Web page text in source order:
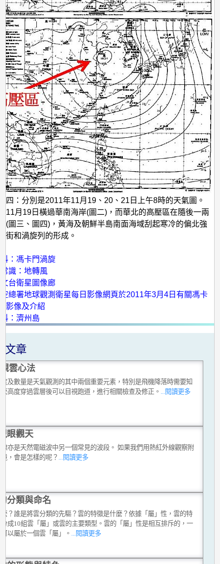
四：分別是2011年11月19、20、21日上午8時的天氣圖。
11月19日橫過華南海岸(圖二)，而華北的高壓區在隨後一兩
(圖三、圖四)，黃海及朝鮮半島南面海域刮起寒冷的偏北強
街和渦旋列的形成。
：馮卡門渦旋
識：地轉風
台衛星圖像廊
總署地球觀測衛星每日影像網頁於2011年3月4日有關馮卡
影像及介紹
：濟州島
文章
雲心法
及數量是天氣觀測的其中兩個重要元素，特別是飛機降落時需要知
高度穿過雲層後可以目視跑道，進行相關檢查及修正。
...閱讀更多
眼觀天
亦是天然電磁波中另一個常見的波段。 如果我們用熱紅外線觀察附
，會是怎樣的呢？ ...閱讀更多
分類與命名
？誰是將雲分類的先驅？雲的特徵是什麼？依據「屬」性，雲的特
成10組雲「屬」或雲的主要類型。雲的「屬」性是相互排斥的，一
以屬於一個雲「屬」。
...閱讀更多